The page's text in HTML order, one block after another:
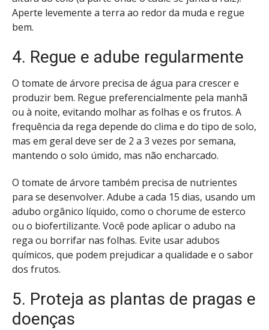
Aperte levemente a terra ao redor da muda e regue
bem.
4. Regue e adube regularmente
O tomate de árvore precisa de água para crescer e
produzir bem. Regue preferencialmente pela manhã
ou à noite, evitando molhar as folhas e os frutos. A
frequência da rega depende do clima e do tipo de solo,
mas em geral deve ser de 2 a 3 vezes por semana,
mantendo o solo úmido, mas não encharcado.
O tomate de árvore também precisa de nutrientes
para se desenvolver. Adube a cada 15 dias, usando um
adubo orgânico líquido, como o chorume de esterco
ou o biofertilizante. Você pode aplicar o adubo na
rega ou borrifar nas folhas. Evite usar adubos
químicos, que podem prejudicar a qualidade e o sabor
dos frutos.
5. Proteja as plantas de pragas e
doenças